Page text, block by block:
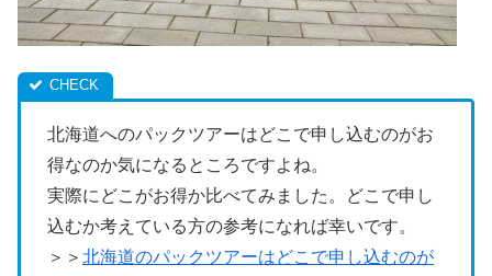
北海道へのパックツアーはどこで申し込むのがお
得なのか気になるところですよね。
実際にどこがお得か比べてみました。どこで申し
込むか考えている方の参考になれば幸いです。
＞＞ 北海道のパックツアーはどこで申し込むのが